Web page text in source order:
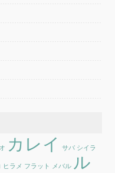
カレイ サバ シイラ
ヒラメ フラット メバル ル